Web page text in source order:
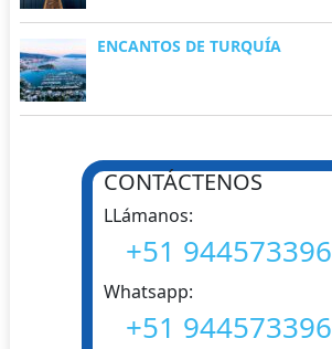
ENCANTOS DE TURQUÍA
CONTÁCTENOS
LLámanos:
+51 944573396
Whatsapp:
+51 944573396